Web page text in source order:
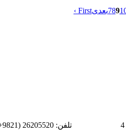
‹ First 789 بعدی
تلفن: 26205520 (9821+)